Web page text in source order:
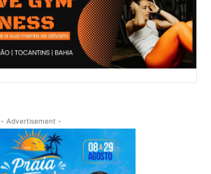
- Advertisement -